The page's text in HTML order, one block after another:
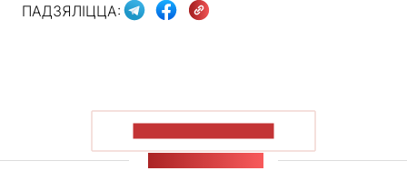
ПАДЗЯЛІЦЦА: